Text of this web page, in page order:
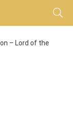
– Lord of the